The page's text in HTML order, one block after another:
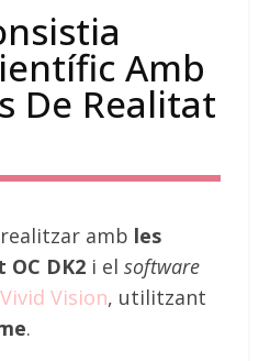
Amb
De Realitat
amb les
OC DK2i el software
Vision, utilitzant
.